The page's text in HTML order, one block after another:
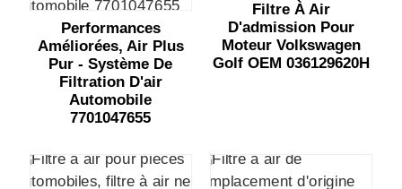
Performances
Améliorées, Air Plus
Pur - Système De
Filtration D'air
Automobile
7701047655
Filtre À Air
D'admission Pour
Moteur Volkswagen
Golf OEM 036129620H